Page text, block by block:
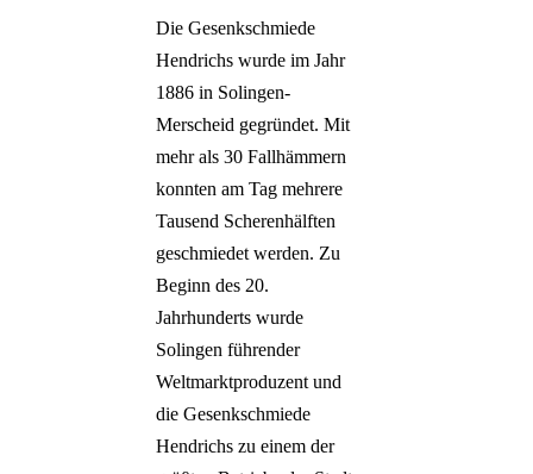
Die Gesenkschmiede
Hendrichs wurde im Jahr
1886 in Solingen-
Merscheid gegründet. Mit
mehr als 30 Fallhämmern
konnten am Tag mehrere
Tausend Scherenhälften
geschmiedet werden. Zu
Beginn des 20.
Jahrhunderts wurde
Solingen führender
Weltmarktproduzent und
die Gesenkschmiede
Hendrichs zu einem der